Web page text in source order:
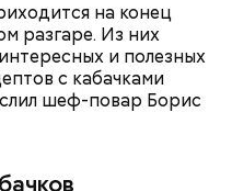
на конец
разгаре. Из них
и полезных
с кабачками
шеф-повар Борис